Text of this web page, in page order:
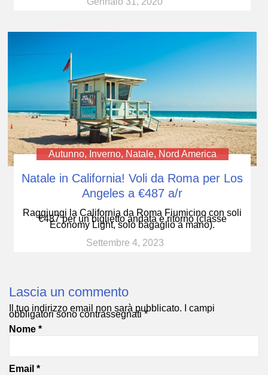
Autunno, Inverno, Natale, Nord America
Natale in California! Voli da Roma per Los
Angeles a €487 a/r
Raggiungi la California da Roma Fiumicino con soli
€487 per un biglietto andata e ritorno (classe
Economy Light, solo bagaglio a mano).
Settembre 4, 2023
Lascia un commento
Il tuo indirizzo email non sarà pubblicato. I campi
obbligatori sono contrassegnati*
Nome *
Email *